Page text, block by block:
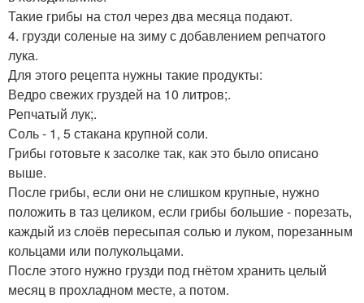
Такие грибы на стол через два месяца подают.
4. грузди соленые на зиму с добавлением репчатого
лука.
Для этого рецепта нужны такие продукты:
Ведро свежих груздей на 10 литров;.
Репчатый лук;.
Соль - 1, 5 стакана крупной соли.
Грибы готовьте к засолке так, как это было описано
выше.
После грибы, если они не слишком крупные, нужно
положить в таз целиком, если грибы большие - порезать,
каждый из слоёв пересыпая солью и луком, порезанным
кольцами или полукольцами.
После этого нужно грузди под гнётом хранить целый
месяц в прохладном месте, а потом.